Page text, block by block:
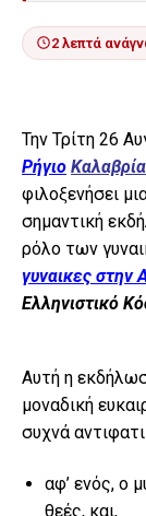
2 λεπτά
Την Τρίτη 26
Ρήγιο
φιλοξενήσει
σημαντική
ρόλο των
γυναικες στην
Ελληνιστικό
Αυτή η
μοναδική
συχνά
αφ’ ενός, ο
θεές, και,